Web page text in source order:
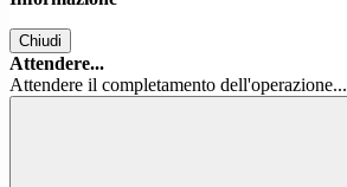
Chiudi
Attendere...
Attendere il completamento dell'operazione...